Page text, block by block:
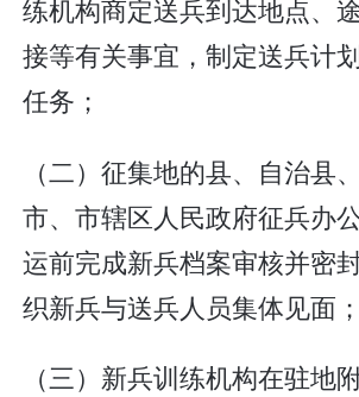
练机构商定送兵到达地点、
接等有关事宜，制定送兵计
任务；
（二）征集地的县、自治县
市、市辖区人民政府征兵办
运前完成新兵档案审核并密
织新兵与送兵人员集体见面；
（三）新兵训练机构在驻地